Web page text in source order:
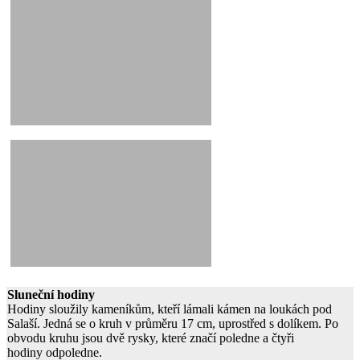
Sluneční hodiny
Hodiny sloužily kameníkům, kteří lámali kámen na loukách pod
Salaší. Jedná se o kruh v průměru 17 cm, uprostřed s dolíkem. Po
obvodu kruhu jsou dvě rysky, které značí poledne a čtyři
hodiny odpoledne.